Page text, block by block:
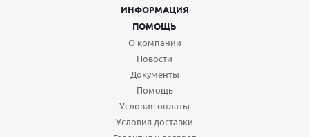
ИНФОРМАЦИЯ
ПОМОЩЬ
О компании
Новости
Документы
Помощь
Условия оплаты
Условия доставки